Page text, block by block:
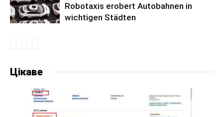
Robotaxis erobert Autobahnen in
wichtigen Städten
Цікаве